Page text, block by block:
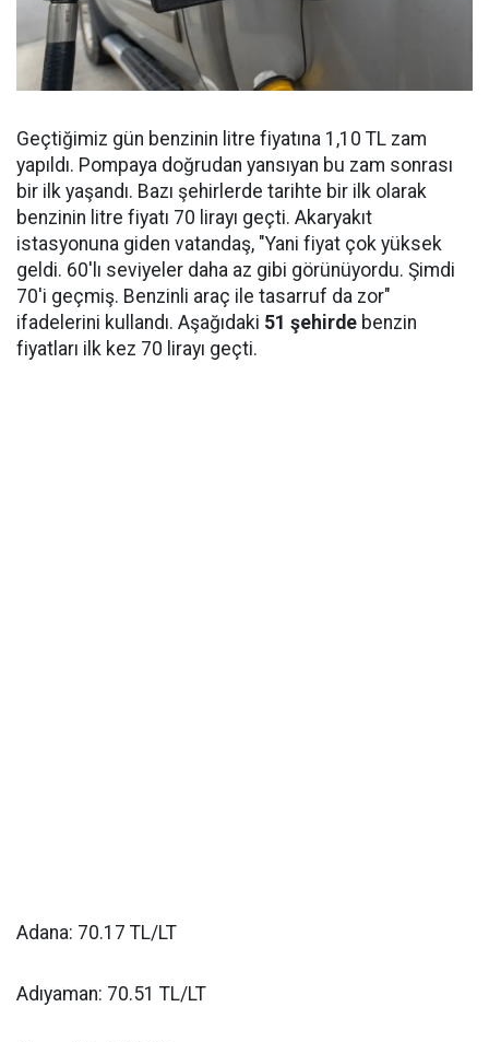
Geçtiğimiz gün benzinin litre fiyatına 1,10 TL zam
yapıldı. Pompaya doğrudan yansıyan bu zam sonrası
bir ilk yaşandı. Bazı şehirlerde tarihte bir ilk olarak
benzinin litre fiyatı 70 lirayı geçti. Akaryakıt
istasyonuna giden vatandaş, "Yani fiyat çok yüksek
geldi. 60'lı seviyeler daha az gibi görünüyordu. Şimdi
70'i geçmiş. Benzinli araç ile tasarruf da zor"
ifadelerini kullandı. Aşağıdaki 51 şehirde benzin
fiyatları ilk kez 70 lirayı geçti.
Adana: 70.17 TL/LT
Adıyaman: 70.51 TL/LT